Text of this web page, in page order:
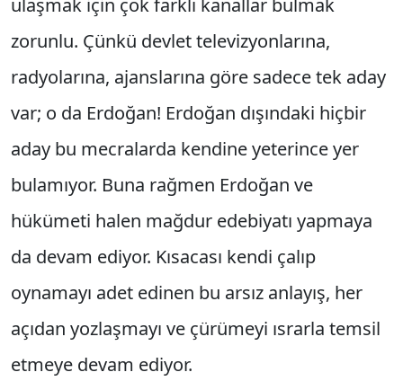
ulaşmak için çok farklı kanallar bulmak
zorunlu. Çünkü devlet televizyonlarına,
radyolarına, ajanslarına göre sadece tek aday
var; o da Erdoğan! Erdoğan dışındaki hiçbir
aday bu mecralarda kendine yeterince yer
bulamıyor. Buna rağmen Erdoğan ve
hükümeti halen mağdur edebiyatı yapmaya
da devam ediyor. Kısacası kendi çalıp
oynamayı adet edinen bu arsız anlayış, her
açıdan yozlaşmayı ve çürümeyi ısrarla temsil
etmeye devam ediyor.